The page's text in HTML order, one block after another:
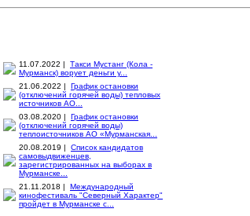
11.07.2022 | Такси Мустанг (Кола -
Мурманск) ворует деньги у...
21.06.2022 | График остановки
(отключений горячей воды) тепловых
источников АО...
03.08.2020 | График остановки
(отключений горячей воды)
теплоисточников АО «Мурманская...
20.08.2019 | Список кандидатов
самовыдвиженцев,
зарегистрированных на выборах в
Мурманске...
21.11.2018 | Международный
кинофестиваль "Северный Характер"
пройдет в Мурманске с...